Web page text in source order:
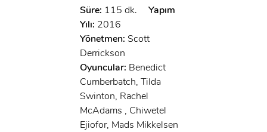
Süre: 115 dk.
Yapım
Yılı: 2016
Yönetmen: Scott
Derrickson
Oyuncular: Benedict
Cumberbatch, Tilda
Swinton, Rachel
McAdams , Chiwetel
Ejiofor, Mads Mikkelsen